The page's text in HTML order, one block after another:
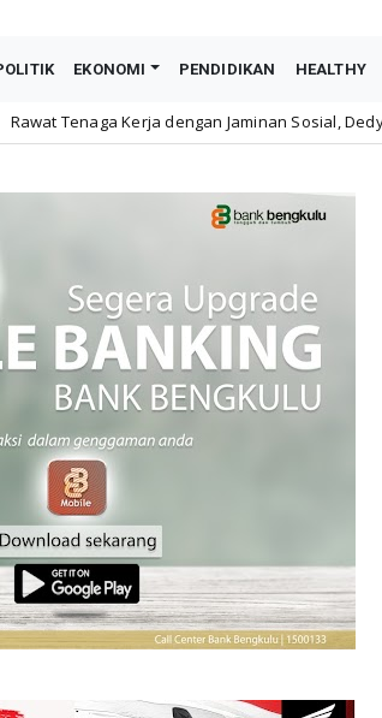
EKONOMI PENDIDIKAN HEALTHY
Jaminan Sosial, Dedy: Mereka Adalah Modal